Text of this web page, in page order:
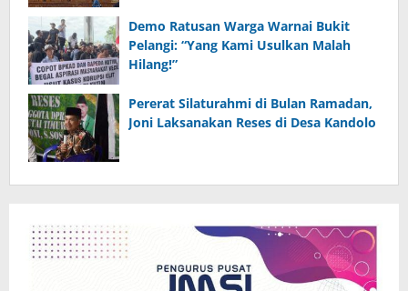
Demo Ratusan Warga Warnai Bukit
Pelangi: “Yang Kami Usulkan Malah
Hilang!”
Pererat Silaturahmi di Bulan Ramadan,
Joni Laksanakan Reses di Desa Kandolo